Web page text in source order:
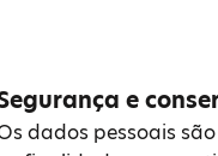
e
dados pessoais